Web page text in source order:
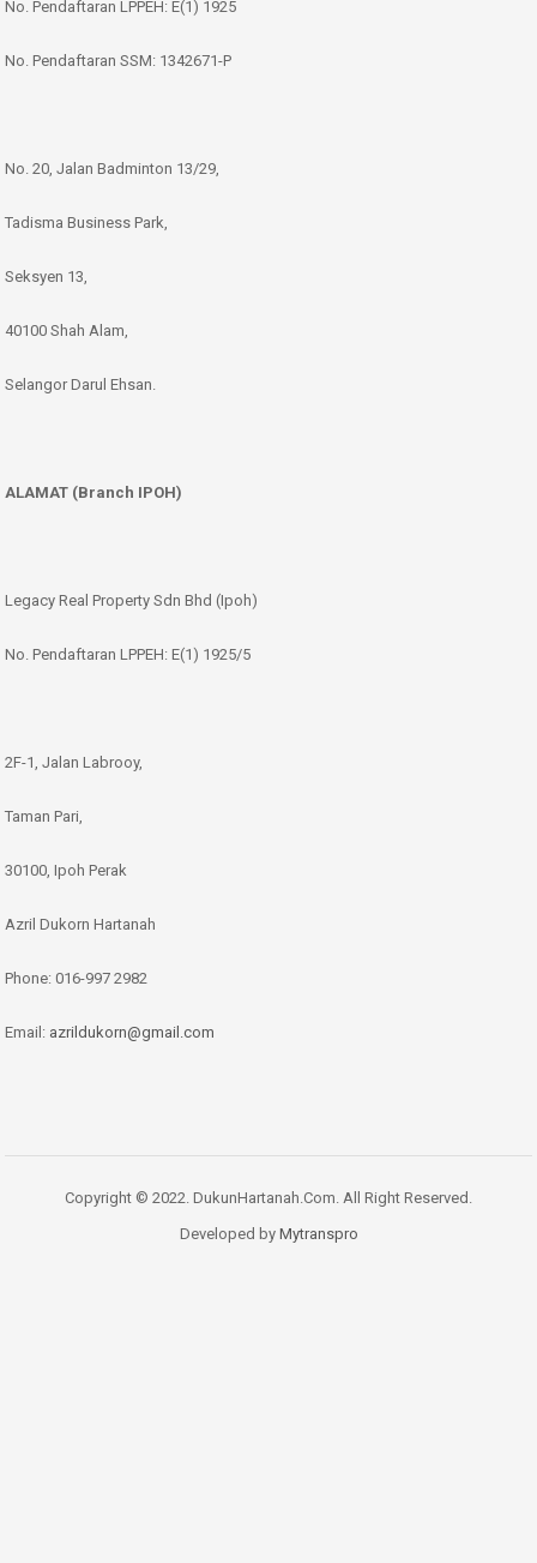
No. Pendaftaran LPPEH: E(1) 1925
No. Pendaftaran SSM: 1342671-P
No. 20, Jalan Badminton 13/29,
Tadisma Business Park,
Seksyen 13,
40100 Shah Alam,
Selangor Darul Ehsan.
ALAMAT (Branch IPOH)
Legacy Real Property Sdn Bhd (Ipoh)
No. Pendaftaran LPPEH: E(1) 1925/5
2F-1, Jalan Labrooy,
Taman Pari,
30100, Ipoh Perak
Azril Dukorn Hartanah
Phone: 016-997 2982
Email: azrildukorn@gmail.com
Copyright © 2022. DukunHartanah.Com. All Right Reserved.
Developed by Mytranspro